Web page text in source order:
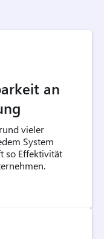
an
vieler
System
so Effektivität